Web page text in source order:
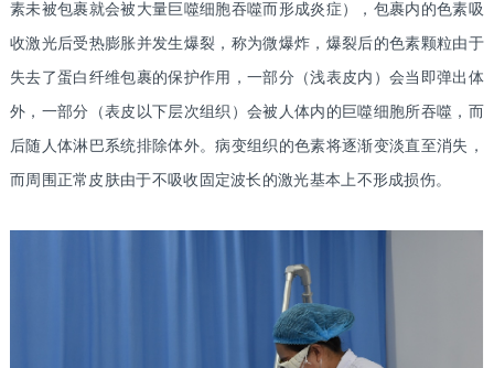
素未被包裹就会被大量巨噬细胞吞噬而形成炎症），包裹内的色素吸
收激光后受热膨胀并发生爆裂，称为微爆炸，爆裂后的色素颗粒由于
失去了蛋白纤维包裹的保护作用，一部分（浅表皮内）会当即弹出体
外，一部分（表皮以下层次组织）会被人体内的巨噬细胞所吞噬，而
后随人体淋巴系统排除体外。病变组织的色素将逐渐变淡直至消失，
而周围正常皮肤由于不吸收固定波长的激光基本上不形成损伤。